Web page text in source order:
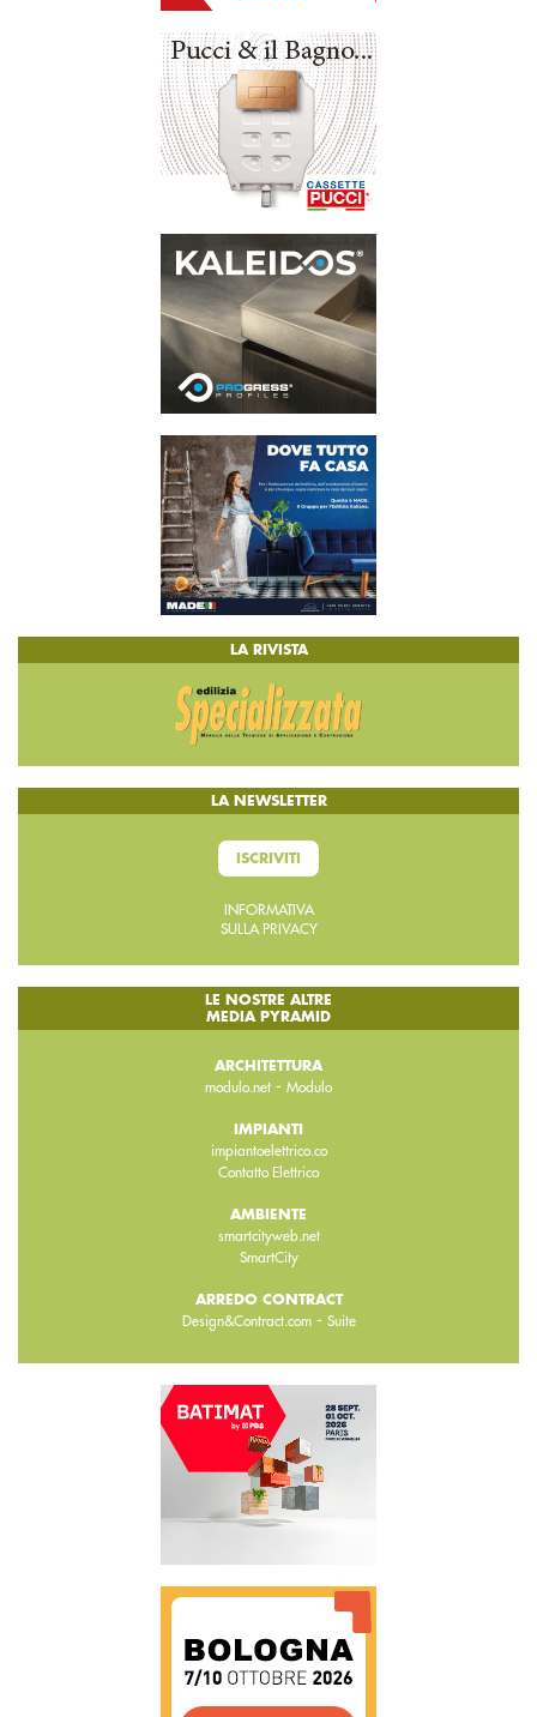
LA RIVISTA
LA NEWSLETTER
ISCRIVITI
INFORMATIVA
SULLA PRIVACY
LE NOSTRE ALTRE
MEDIA PYRAMID
ARCHITETTURA
modulo.net - Modulo
IMPIANTI
impiantoelettrico.co
Contatto Elettrico
AMBIENTE
smartcityweb.net
SmartCity
ARREDO CONTRACT
Design&Contract.com- Suite